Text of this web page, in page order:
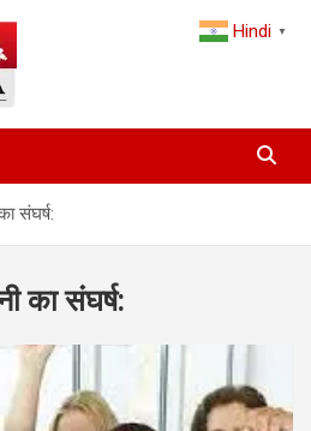
& Breaking
Media
संघर्ष:
का संघर्ष:
Hindi ▼